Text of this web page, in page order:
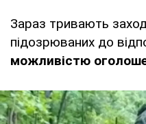
Зараз тривають
підозрюваних до
можливістю